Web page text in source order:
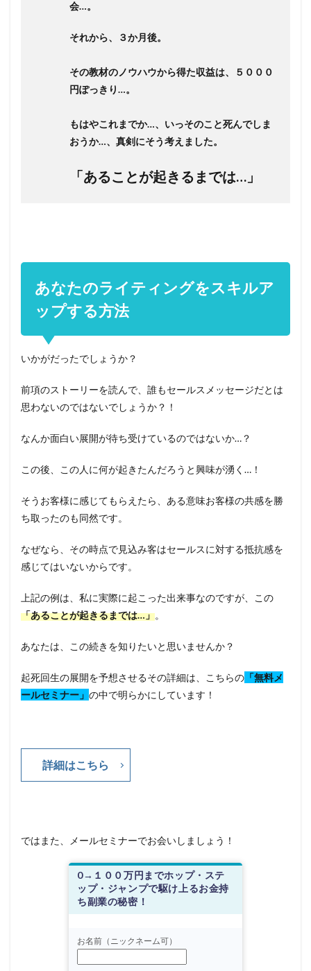
会…。
それから、３か月後。
その教材のノウハウから得た収益は、５０００
円ぽっきり…。
もはやこれまでか…、いっそのこと死んでしま
おうか…、真剣にそう考えました。
「あることが起きるまでは…」
あなたのライティングをスキルア
ップする方法
いかがだったでしょうか？
前項のストーリーを読んで、誰もセールスメッセージだとは
思わないのではないでしょうか？！
なんか面白い展開が待ち受けているのではないか…？
この後、この人に何が起きたんだろうと興味が湧く…！
そうお客様に感じてもらえたら、ある意味お客様の共感を勝
ち取ったのも同然です。
なぜなら、その時点で見込み客はセールスに対する抵抗感を
感じてはいないからです。
上記の例は、私に実際に起こった出来事なのですが、この
「あることが起きるまでは…」。
あなたは、この続きを知りたいと思いませんか？
起死回生の展開を予想させるその詳細は、こちらの 「無料メ
ールセミナー」 の中で明らかにしています！
詳細はこちら
ではまた、メールセミナーでお会いしましょう！
0→１００万円までホップ・ステ
ップ・ジャンプで駆け上るお金持
ち副業の秘密！
お名前（ニックネーム可）